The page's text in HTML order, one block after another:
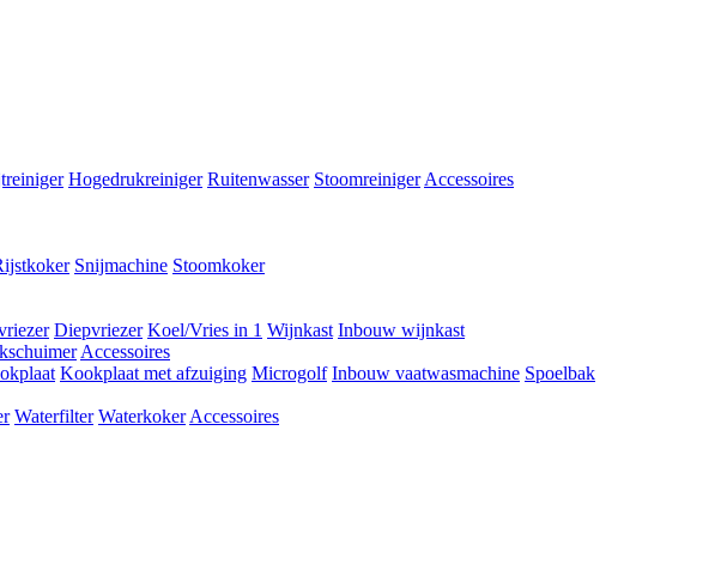
Hogedrukreiniger Ruitenwasser Stoomreiniger Accessoires
Snijmachine Stoomkoker
Diepvriezer Koel/Vries in 1 Wijnkast Inbouw wijnkast
Accessoires
Kookplaat met afzuiging Microgolf Inbouw vaatwasmachine Spoelbak
Waterfilter Waterkoker Accessoires